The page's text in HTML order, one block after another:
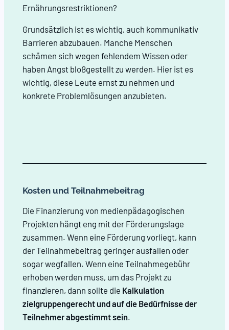
Ernährungsrestriktionen?
Grundsätzlich ist es wichtig, auch kommunikativ
Barrieren abzubauen. Manche Menschen
schämen sich wegen fehlendem Wissen oder
haben Angst bloßgestellt zu werden. Hier ist es
wichtig, diese Leute ernst zu nehmen und
konkrete Problemlösungen anzubieten.
Kosten und Teilnahmebeitrag
Die Finanzierung von medienpädagogischen
Projekten hängt eng mit der Förderungslage
zusammen. Wenn eine Förderung vorliegt, kann
der Teilnahmebeitrag geringer ausfallen oder
sogar wegfallen. Wenn eine Teilnahmegebühr
erhoben werden muss, um das Projekt zu
finanzieren, dann sollte die Kalkulation
zielgruppengerecht und auf die Bedürfnisse der
Teilnehmer abgestimmt sein.